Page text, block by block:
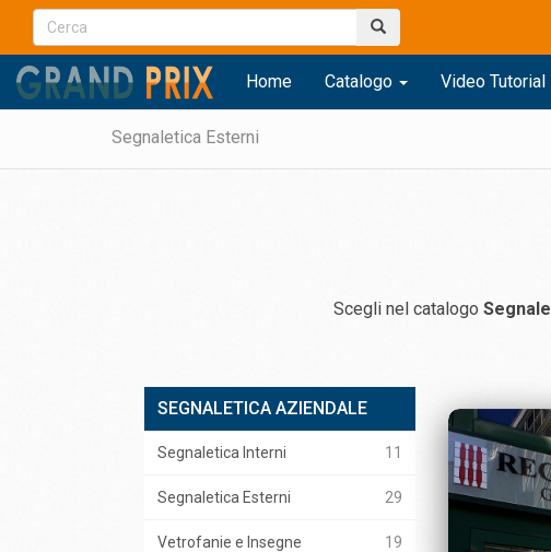
Home Catalogo Video Tutorial
Segnaletica Esterni
Scegli nel catalogo
SEGNALETICA AZIENDALE
VETROFANIE ROLL UP
Segnaletica Interni 11
Segnaletica Esterni 29
Vetrofanie e Insegne 19